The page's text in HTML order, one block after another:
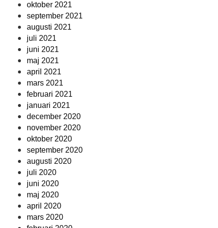
oktober 2021
september 2021
augusti 2021
juli 2021
juni 2021
maj 2021
april 2021
mars 2021
februari 2021
januari 2021
december 2020
november 2020
oktober 2020
september 2020
augusti 2020
juli 2020
juni 2020
maj 2020
april 2020
mars 2020